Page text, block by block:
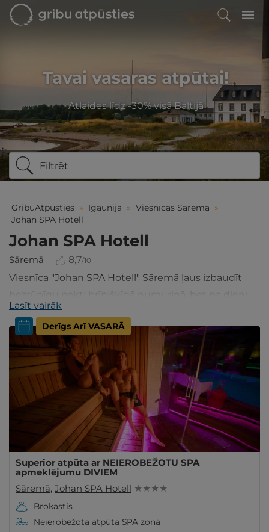
Tavai vasaras atpūtai!
Atlaides līdz -30% visā Baltijā
Filtrēt
GribuAtpusties » Igaunija » Viesnīcas Sāremā »
Johan SPA Hotell
Johan SPA Hotell
Sāremā 8,7/10
Viesnīca "Johan SPA Hotell" Sāremā ļaus izbaudīt
relaksējošu masāžu, atpūtu baseinā un pirtī!
Lasīt vairāk
Derīgs Arī VASARĀ
Superior atpūta ar NEIEROBEŽOTU SPA
apmeklējumu DIVIEM
Sāremā, Johan SPA Hotell ★ ★ ★ ★
Brokastis
Neierobežota atpūta SPA zonā